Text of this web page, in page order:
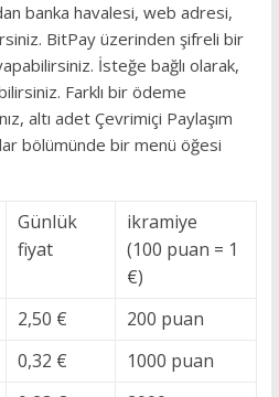
banka havalesi, web adresi,
BitPay üzerinden şifreli bir
İsteğe bağlı olarak,
Farklı bir ödeme
altı adet Çevrimiçi Paylaşım
bölümünde bir menü öğesi
Günlük
fiyat
ikramiye
(100 puan = 1
€)
2,50 €
200 puan
0,32 €
1000 puan